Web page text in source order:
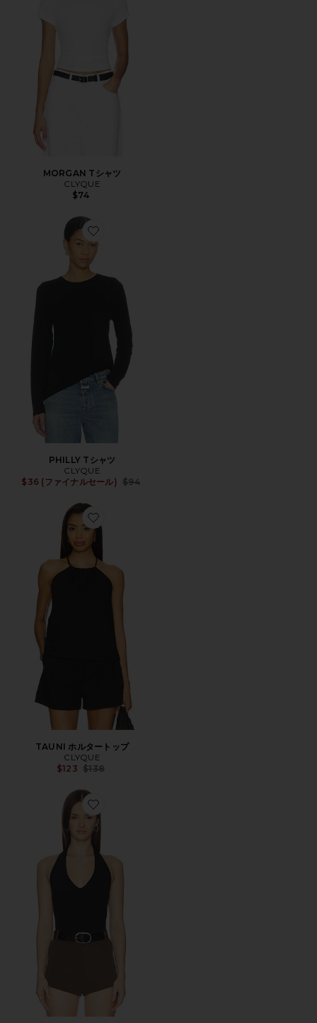
MORGAN Tシャツ
CLYQUE
$74
Favorite PHILLY Tシャツ
PHILLY Tシャツ
CLYQUE
$36 (ファイナルセール) Previous price:
$94
Favorite TAUNI ホルタートップ
TAUNI ホルタートップ
CLYQUE
$123 Previous price:
$138
Favorite CALLI ボディスーツ